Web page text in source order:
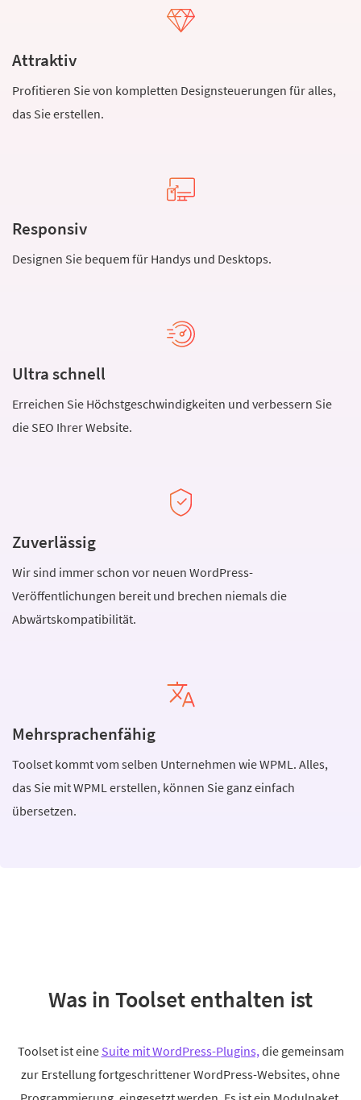
Attraktiv
Profitieren Sie von kompletten Designsteuerungen für alles,
das Sie erstellen.
Responsiv
Designen Sie bequem für Handys und Desktops.
Ultra schnell
Erreichen Sie Höchstgeschwindigkeiten und verbessern Sie
die SEO Ihrer Website.
Zuverlässig
Wir sind immer schon vor neuen WordPress-
Veröffentlichungen bereit und brechen niemals die
Abwärtskompatibilität.
Mehrsprachenfähig
Toolset kommt vom selben Unternehmen wie WPML. Alles,
das Sie mit WPML erstellen, können Sie ganz einfach
übersetzen.
Was in Toolset enthalten ist
Toolset ist eine Suite mit WordPress-Plugins,die gemeinsam
zur Erstellung fortgeschrittener WordPress-Websites, ohne